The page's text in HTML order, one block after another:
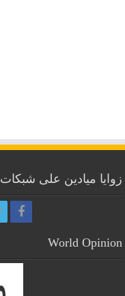
زوايا ميادين على شبكات
World Opinion